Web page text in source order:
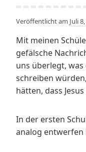
Veröffentlicht am Juli
Mit meinen
gefälsche
uns überlegt, was
schreiben
hätten, dass
In der ersten
analog entwerfen